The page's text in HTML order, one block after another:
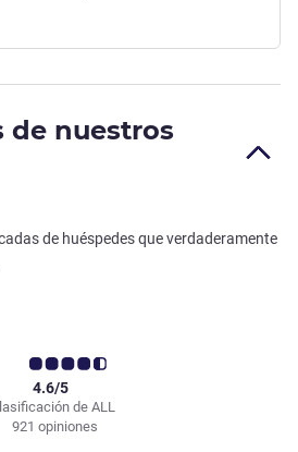
de nuestros
de huéspedes que verdaderamente
de ALL
4.6/5
921 opiniones